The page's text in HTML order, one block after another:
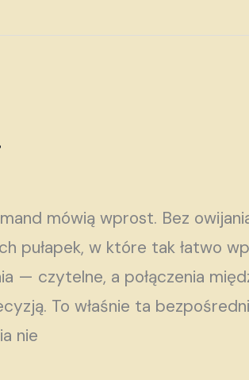
mówią wprost. Bez
pułapek, w które tak łatwo
— czytelne, a połączenia
To właśnie ta
nie